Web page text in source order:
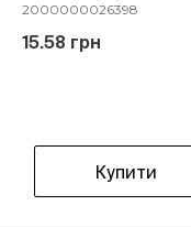
2000000026398
15.58 грн
Купити